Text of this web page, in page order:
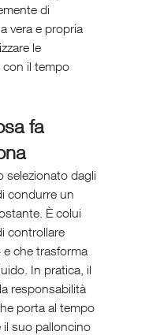
di
vera e propria
le
con il tempo
fa
selezionato dagli
condurre un
È colui
controllare
che trasforma
In pratica, il
responsabilità
porta al tempo
suo palloncino